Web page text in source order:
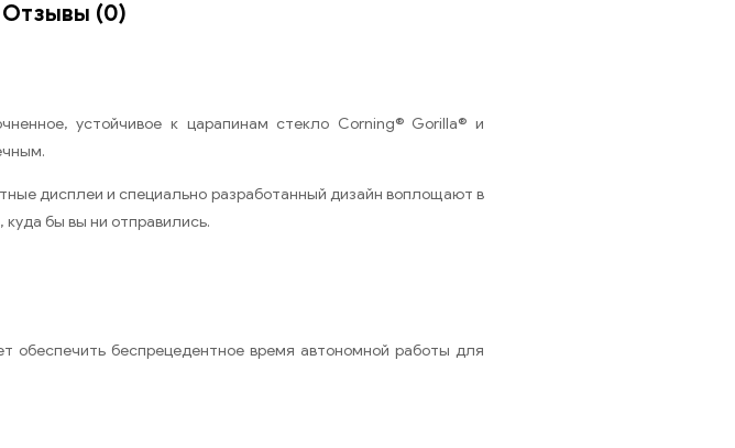
Отзывы (0)
устойчивое к царапинам стекло Corning® Gorilla® и
дисплеи и специально разработанный дизайн воплощают в
бы вы ни отправились.
обеспечить беспрецедентное время автономной работы для